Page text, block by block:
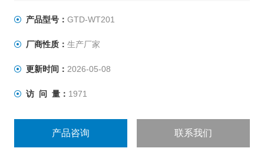
产品型号： GTD-WT201
厂商性质： 生产厂家
更新时间： 2026-05-08
访 问 量： 1971
产品咨询 联系我们